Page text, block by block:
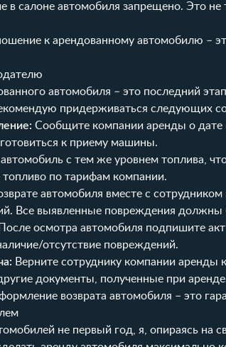
в салоне автомобиля запрещено. Это
к арендованному автомобилю –
автомобиля – это последний
придерживаться следующих
Сообщите компании аренды о дате
к приему машины.
автомобиль с тем же уровнем топлива,
по тарифам компании.
автомобиля вместе с
Все выявленные повреждения должны
После осмотра автомобиля подпишите
отсутствие повреждений.
Верните сотруднику компании аренды
документы, полученные при
возврата автомобиля – это
не первый год, я, опираясь на